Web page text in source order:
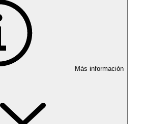
Más información